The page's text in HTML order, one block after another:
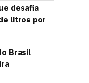
desafia
litros por
Brasil